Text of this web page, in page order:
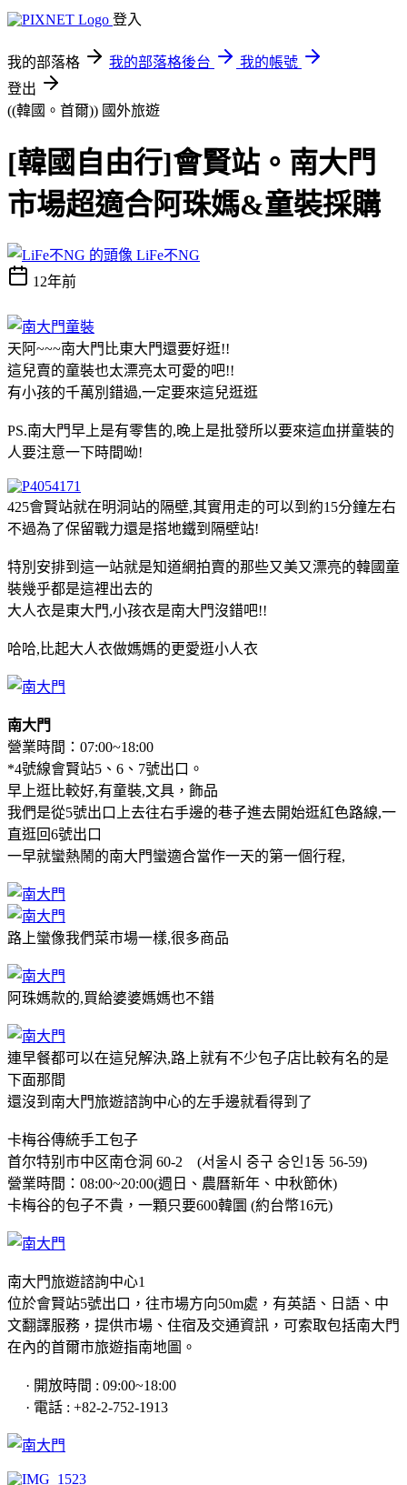
登入
我的部落格 我的部落格後台
我的帳號
登出
((韓國。首爾)) 國外旅遊
[韓國自由行]會賢站。南大門
市場超適合阿珠媽&童裝採購
LiFe不NG
12年前
天阿~~~南大門比東大門還要好逛!!
這兒賣的童裝也太漂亮太可愛的吧!!
有小孩的千萬別錯過,一定要來這兒逛逛
PS.南大門早上是有零售的,晚上是批發所以要來這血拼童裝的
人要注意一下時間呦!
425會賢站就在明洞站的隔壁,其實用走的可以到約15分鐘左右
不過為了保留戰力還是搭地鐵到隔壁站!
特別安排到這一站就是知道網拍賣的那些又美又漂亮的韓國童
裝幾乎都是這裡出去的
大人衣是東大門,小孩衣是南大門沒錯吧!!
哈哈,比起大人衣做媽媽的更愛逛小人衣
南大門
營業時間：07:00~18:00
*4號線會賢站5、6、7號出口。
早上逛比較好,有童裝,文具，飾品
我們是從5號出口上去往右手邊的巷子進去開始逛紅色路線,一
直逛回6號出口
一早就蠻熱鬧的南大門蠻適合當作一天的第一個行程,
路上蠻像我們菜市場一樣,很多商品
阿珠媽款的,買給婆婆媽媽也不錯
連早餐都可以在這兒解決,路上就有不少包子店比較有名的是
下面那間
還沒到南大門旅遊諮詢中心的左手邊就看得到了
卡梅谷傳統手工包子
首尔特别市中区南仓洞 60-2 (서울시 중구 숭인1동 56-59)
營業時間：08:00~20:00(週日、農曆新年、中秋節休)
卡梅谷的包子不貴，一顆只要600韓圜 (約台幣16元)
南大門旅遊諮詢中心1
位於會賢站5號出口，往市場方向50m處，有英語、日語、中
文翻譯服務，提供市場、住宿及交通資訊，可索取包括南大門
在內的首爾市旅遊指南地圖。
· 開放時間 : 09:00~18:00
· 電話 : +82-2-752-1913